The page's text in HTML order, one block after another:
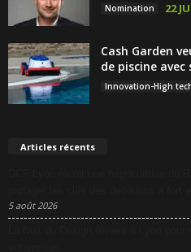
Nomination 22
Cash Garden
de piscine
Innovation-High
Articles récents
5 août 2026